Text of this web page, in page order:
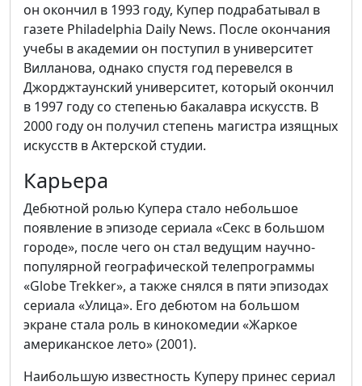
он окончил в 1993 году, Купер подрабатывал в
газете Philadelphia Daily News. После окончания
учебы в академии он поступил в университет
Вилланова, однако спустя год перевелся в
Джорджтаунский университет, который окончил
в 1997 году со степенью бакалавра искусств. В
2000 году он получил степень магистра изящных
искусств в Актерской студии.
Карьера
Дебютной ролью Купера стало небольшое
появление в эпизоде сериала «Секс в большом
городе», после чего он стал ведущим научно-
популярной географической телепрограммы
«Globe Trekker», а также снялся в пяти эпизодах
сериала «Улица». Его дебютом на большом
экране стала роль в кинокомедии «Жаркое
американское лето» (2001).
Наибольшую известность Куперу принес сериал